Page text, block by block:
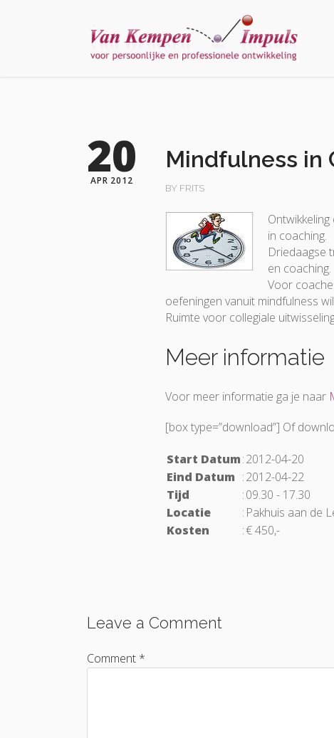
20
APR 2012
Mindfulness in
BY FRITS
in coaching.
Driedaagse
en coaching.
Voor
oefeningen vanuit mindfulness
Ruimte voor collegiale
Meer informatie
Voor meer informatie ga je naar
[box type=”download”] Of
Start Datum:2012-04-20
Eind Datum :2012-04-22
Tijd
:09.30 - 17.30
Locatie
: Pakhuis aan de
Kosten
:€ 450,-
Leave a Comment
Comment *